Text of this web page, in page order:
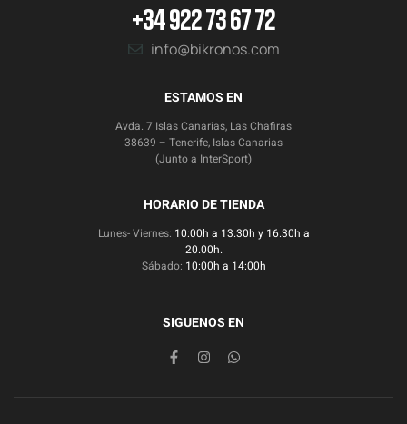
+34 922 73 67 72
info@bikronos.com
ESTAMOS EN
Avda. 7 Islas Canarias, Las Chafiras
38639 – Tenerife, Islas Canarias
(Junto a InterSport)
HORARIO DE TIENDA
Lunes- Viernes: 10:00h a 13.30h y 16.30h a
20.00h.
Sábado: 10:00h a 14:00h
SIGUENOS EN